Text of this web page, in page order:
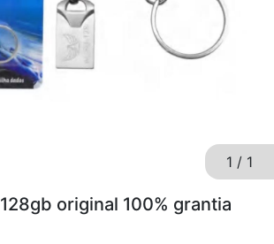
1 / 1
original 100% grantia